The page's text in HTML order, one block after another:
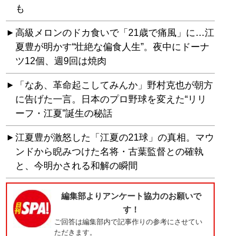
も
高級メロンのドカ食いで「21歳で痛風」に…江
夏豊が明かす“壮絶な偏食人生”。夜中にドーナ
ツ12個、週9回は焼肉
「なあ、革命起こしてみんか」野村克也が朝方
に告げた一言。日本のプロ野球を変えた“リリ
ーフ・江夏”誕生の秘話
江夏豊が激怒した「江夏の21球」の真相。マウ
ンドから睨みつけた名将・古葉監督との確執
と、今明かされる和解の瞬間